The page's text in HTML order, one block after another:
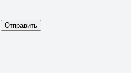
Отправить